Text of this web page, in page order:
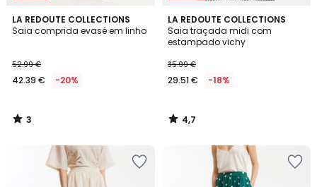
LA REDOUTE COLLECTIONS
Saia comprida evasé em linho
52.99 €
42.39 € -20%
3
/
3
/
LA REDOUTE COLLECTIONS
Saia traçada midi com
estampado vichy
35.99 €
29.51 € -18%
4,7
/ 5
4,7
/